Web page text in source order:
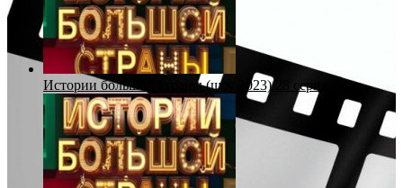
Истории большой страны (шоу 2023) 28 серия